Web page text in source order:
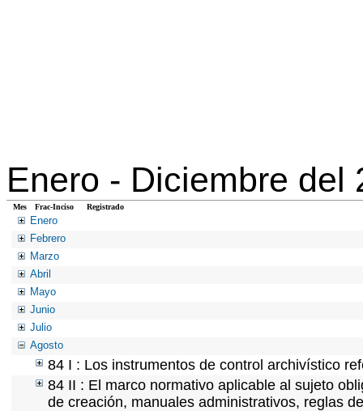
Enero - Diciembre del
Mes Frac-Inciso Registrado
Enero
Febrero
Marzo
Abril
Mayo
Junio
Julio
Agosto
84 I : Los instrumentos de control archivístico
84 II : El marco normativo aplicable al sujeto
de creación, manuales administrativos, reglas